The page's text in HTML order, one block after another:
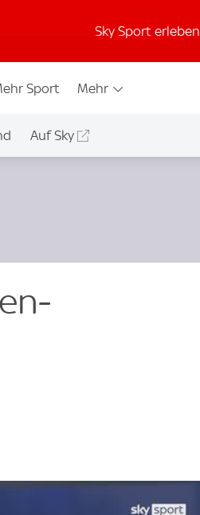
Sky Sport erleben
Sport Mehr
Auf Sky